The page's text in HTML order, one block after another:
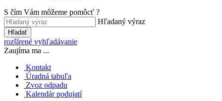
S čím Vám môžeme pomôcť ?
Hľadaný výraz
Hľadať
rozšírené vyhľadávanie
Zaujíma ma ...
Kontakt
Úradná tabuľa
Zvoz odpadu
Kalendár podujatí